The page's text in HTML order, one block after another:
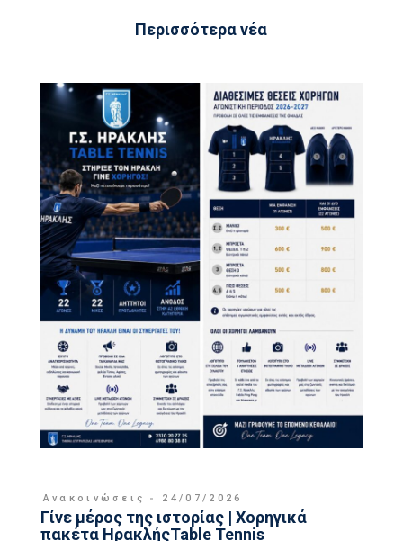
Περισσότερα νέα
Ανακοινώσεις 24/07/2026
Γίνε μέρος της ιστορίας | Χορηγικά
πακέτα ΗρακλήςTable Tennis